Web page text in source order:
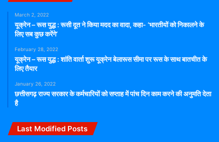
March 2, 2022
यूक्रेन – रूस युद्ध : रूसी दूत ने किया मदद का वादा, कहा- ‘भारतीयों को निकालने के
लिए सब कुछ करेंगे’
February 28, 2022
यूक्रेन – रूस युद्ध : शांति वार्ता शुरू यूक्रेन बेलारूस सीमा पर रूस के साथ बातचीत के
लिए तैयार
January 26, 2022
छत्तीसगढ़ राज्य सरकार के कर्मचारियों को सप्ताह में पांच दिन काम करने की अनुमति देता
है
Last Modified Posts